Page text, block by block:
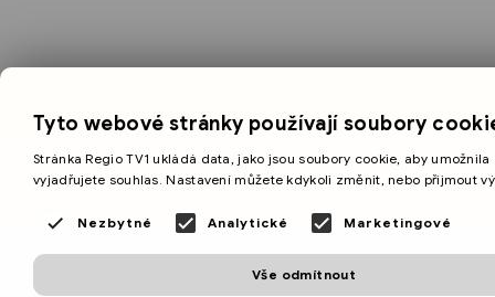
Tyto webové stránky používají soubory
Stránka Regio TV1 ukládá data, jako jsou soubory cookie, aby
vyjadřujete souhlas. Nastavení můžete kdykoli změnit, nebo přijmout
Nezbytné Analytické Marketingové
Vše odmítnout